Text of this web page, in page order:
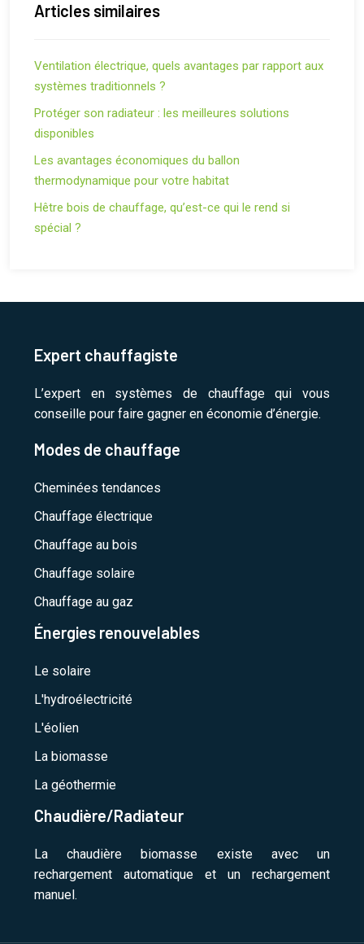
Articles similaires
Ventilation électrique, quels avantages par rapport aux
systèmes traditionnels ?
Protéger son radiateur : les meilleures solutions
disponibles
Les avantages économiques du ballon
thermodynamique pour votre habitat
Hêtre bois de chauffage, qu’est-ce qui le rend si
spécial ?
Expert chauffagiste
L’expert en systèmes de chauffage qui vous
conseille pour faire gagner en économie d’énergie.
Modes de chauffage
Cheminées tendances
Chauffage électrique
Chauffage au bois
Chauffage solaire
Chauffage au gaz
Énergies renouvelables
Le solaire
L'hydroélectricité
L'éolien
La biomasse
La géothermie
Chaudière/Radiateur
La chaudière biomasse existe avec un
rechargement automatique et un rechargement
manuel.